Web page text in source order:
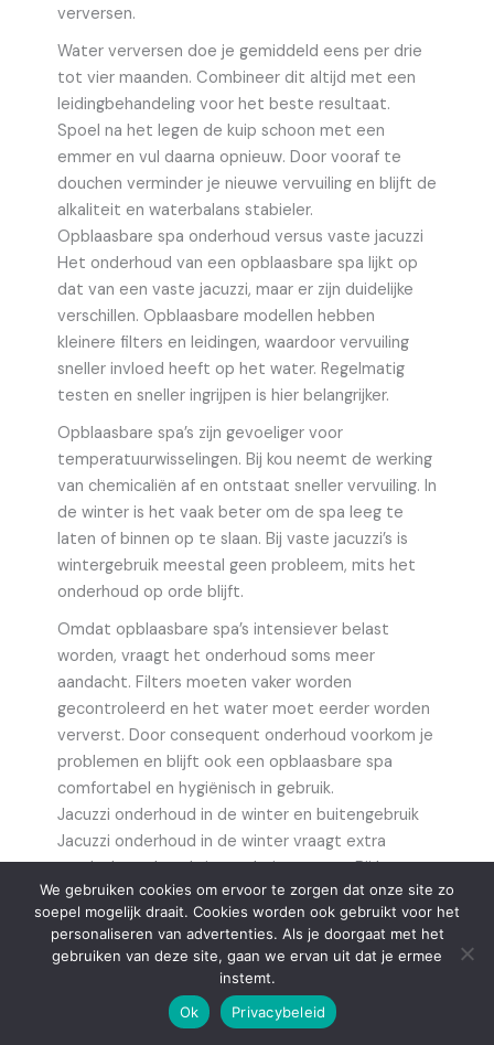
verversen.
Water verversen doe je gemiddeld eens per drie
tot vier maanden. Combineer dit altijd met een
leidingbehandeling voor het beste resultaat.
Spoel na het legen de kuip schoon met een
emmer en vul daarna opnieuw. Door vooraf te
douchen verminder je nieuwe vervuiling en blijft de
alkaliteit en waterbalans stabieler.
Opblaasbare spa onderhoud versus vaste jacuzzi
Het onderhoud van een opblaasbare spa lijkt op
dat van een vaste jacuzzi, maar er zijn duidelijke
verschillen. Opblaasbare modellen hebben
kleinere filters en leidingen, waardoor vervuiling
sneller invloed heeft op het water. Regelmatig
testen en sneller ingrijpen is hier belangrijker.
Opblaasbare spa’s zijn gevoeliger voor
temperatuurwisselingen. Bij kou neemt de werking
van chemicaliën af en ontstaat sneller vervuiling. In
de winter is het vaak beter om de spa leeg te
laten of binnen op te slaan. Bij vaste jacuzzi’s is
wintergebruik meestal geen probleem, mits het
onderhoud op orde blijft.
Omdat opblaasbare spa’s intensiever belast
worden, vraagt het onderhoud soms meer
aandacht. Filters moeten vaker worden
gecontroleerd en het water moet eerder worden
ververst. Door consequent onderhoud voorkom je
problemen en blijft ook een opblaasbare spa
comfortabel en hygiënisch in gebruik.
Jacuzzi onderhoud in de winter en buitengebruik
Jacuzzi onderhoud in de winter vraagt extra
aandacht, zeker als je spa buiten staat. Bij lage
temperaturen verandert de werking van het
water en de techniek. Regelmatig testen blijft
belangrijk om het peil te brengen en problemen te
voorkomen. Water dat te lang stil staat of niet
goed wordt onderhouden, kan sneller vervuilen.
We gebruiken cookies om ervoor te zorgen dat onze site zo
soepel mogelijk draait. Cookies worden ook gebruikt voor het
personaliseren van advertenties. Als je doorgaat met het
gebruiken van deze site, gaan we ervan uit dat je ermee
instemt.
Ok
Privacybeleid